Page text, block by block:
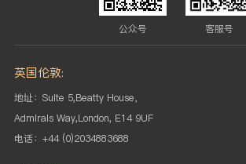
公众号 客服号
英国伦敦:
地址：Suite 5,Beatty House，
Admirals Way,London, E14 9UF
电话：+44 (0)2034883688